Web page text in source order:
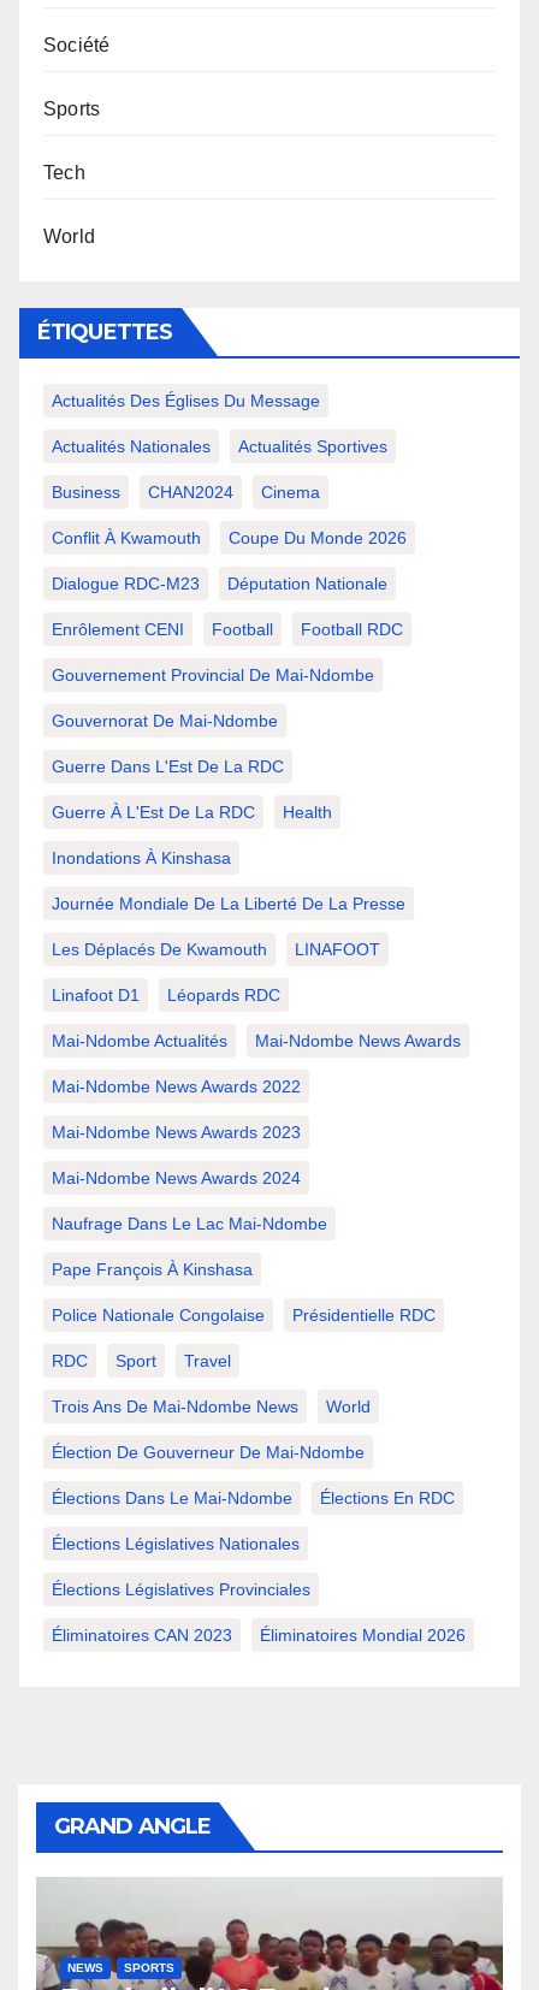
Société
Sports
Tech
World
ÉTIQUETTES
Actualités Des Églises Du Message
Actualités Nationales Actualités Sportives
Business CHAN2024 Cinema
Conflit À Kwamouth Coupe Du Monde 2026
Dialogue RDC-M23 Députation Nationale
Enrôlement CENI Football Football RDC
Gouvernement Provincial De Mai-Ndombe
Gouvernorat De Mai-Ndombe
Guerre Dans L'Est De La RDC
Guerre À L'Est De La RDC Health
Inondations À Kinshasa
Journée Mondiale De La Liberté De La Presse
Les Déplacés De Kwamouth LINAFOOT
Linafoot D1 Léopards RDC
Mai-Ndombe Actualités Mai-Ndombe News Awards
Mai-Ndombe News Awards 2022
Mai-Ndombe News Awards 2023
Mai-Ndombe News Awards 2024
Naufrage Dans Le Lac Mai-Ndombe
Pape François À Kinshasa
Police Nationale Congolaise Présidentielle RDC
RDC Sport Travel
Trois Ans De Mai-Ndombe News World
Élection De Gouverneur De Mai-Ndombe
Élections Dans Le Mai-Ndombe Élections En RDC
Élections Législatives Nationales
Élections Législatives Provinciales
Éliminatoires CAN 2023 Éliminatoires Mondial 2026
GRAND ANGLE
NEWS SPORTS